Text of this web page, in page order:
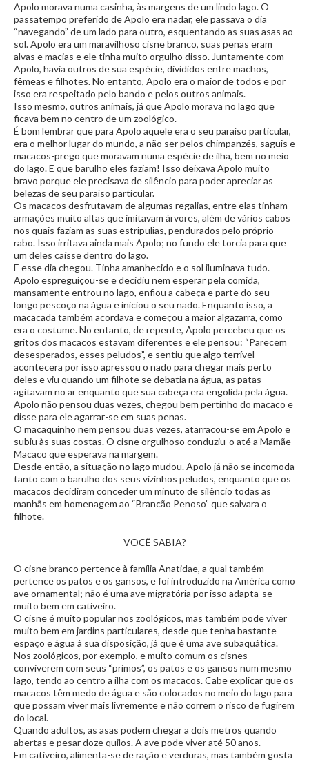
Apolo morava numa casinha, às margens de um lindo lago. O
passatempo preferido de Apolo era nadar, ele passava o dia
“navegando” de um lado para outro, esquentando as suas asas ao
sol. Apolo era um maravilhoso cisne branco, suas penas eram
alvas e macias e ele tinha muito orgulho disso. Juntamente com
Apolo, havia outros de sua espécie, divididos entre machos,
fêmeas e filhotes. No entanto, Apolo era o maior de todos e por
isso era respeitado pelo bando e pelos outros animais.
Isso mesmo, outros animais, já que Apolo morava no lago que
ficava bem no centro de um zoológico.
É bom lembrar que para Apolo aquele era o seu paraíso particular,
era o melhor lugar do mundo, a não ser pelos chimpanzés, saguis e
macacos-prego que moravam numa espécie de ilha, bem no meio
do lago. E que barulho eles faziam! Isso deixava Apolo muito
bravo porque ele precisava de silêncio para poder apreciar as
belezas de seu paraíso particular.
Os macacos desfrutavam de algumas regalias, entre elas tinham
armações muito altas que imitavam árvores, além de vários cabos
nos quais faziam as suas estripulias, pendurados pelo próprio
rabo. Isso irritava ainda mais Apolo; no fundo ele torcia para que
um deles caísse dentro do lago.
E esse dia chegou. Tinha amanhecido e o sol iluminava tudo.
Apolo espreguiçou-se e decidiu nem esperar pela comida,
mansamente entrou no lago, enfiou a cabeça e parte do seu
longo pescoço na água e iniciou o seu nado. Enquanto isso, a
macacada também acordava e começou a maior algazarra, como
era o costume. No entanto, de repente, Apolo percebeu que os
gritos dos macacos estavam diferentes e ele pensou: “Parecem
desesperados, esses peludos”, e sentiu que algo terrível
acontecera por isso apressou o nado para chegar mais perto
deles e viu quando um filhote se debatia na água, as patas
agitavam no ar enquanto que sua cabeça era engolida pela água.
Apolo não pensou duas vezes, chegou bem pertinho do macaco e
disse para ele agarrar-se em suas penas.
O macaquinho nem pensou duas vezes, atarracou-se em Apolo e
subiu às suas costas. O cisne orgulhoso conduziu-o até a Mamãe
Macaco que esperava na margem.
Desde então, a situação no lago mudou. Apolo já não se incomoda
tanto com o barulho dos seus vizinhos peludos, enquanto que os
macacos decidiram conceder um minuto de silêncio todas as
manhãs em homenagem ao “Brancão Penoso” que salvara o
filhote.
VOCÊ SABIA?
O cisne branco pertence à família Anatidae, a qual também
pertence os patos e os gansos, e foi introduzido na América como
ave ornamental; não é uma ave migratória por isso adapta-se
muito bem em cativeiro.
O cisne é muito popular nos zoológicos, mas também pode viver
muito bem em jardins particulares, desde que tenha bastante
espaço e água à sua disposição, já que é uma ave subaquática.
Nos zoológicos, por exemplo, e muito comum os cisnes
conviverem com seus “primos”, os patos e os gansos num mesmo
lago, tendo ao centro a ilha com os macacos. Cabe explicar que os
macacos têm medo de água e são colocados no meio do lago para
que possam viver mais livremente e não correm o risco de fugirem
do local.
Quando adultos, as asas podem chegar a dois metros quando
abertas e pesar doze quilos. A ave pode viver até 50 anos.
Em cativeiro, alimenta-se de ração e verduras, mas também gosta